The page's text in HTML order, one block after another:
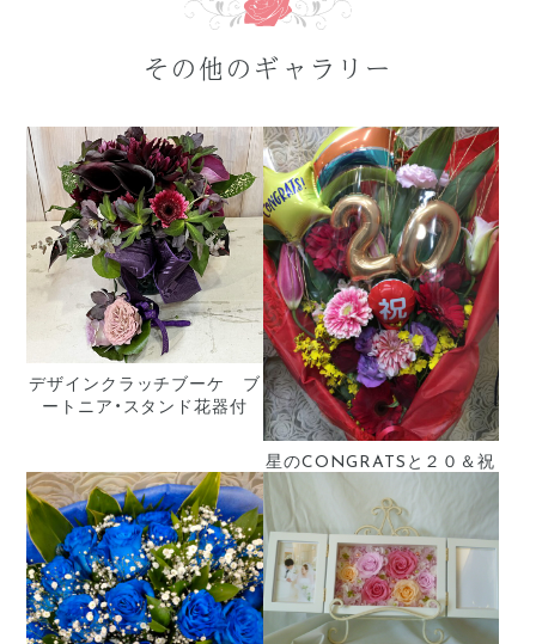
その他のギャラリー
デザインクラッチブーケ ブ
ートニア・スタンド花器付
星のCONGRATSと２０＆祝